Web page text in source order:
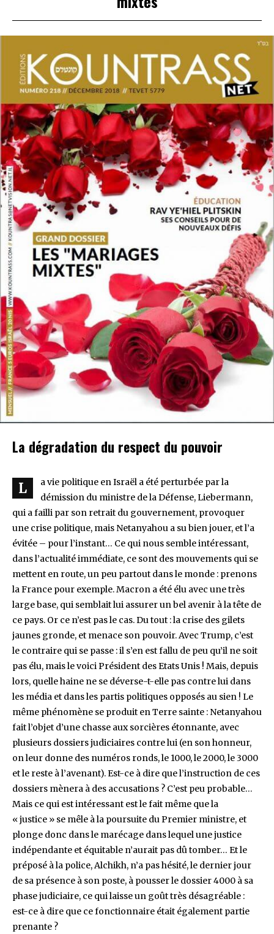
La dégradation du respect du pouvoir
L
a vie politique en Israël a été perturbée par la
démission du ministre de la Défense, Liebermann,
qui a failli par son retrait du gouvernement, provoquer
une crise politique, mais Netanyahou a su bien jouer, et l’a
évitée – pour l’instant… Ce qui nous semble intéressant,
dans l’actualité immédiate, ce sont des mouvements qui se
mettent en route, un peu partout dans le monde : prenons
la France pour exemple. Macron a été élu avec une très
large base, qui semblait lui assurer un bel avenir à la tête de
ce pays. Or ce n’est pas le cas. Du tout : la crise des gilets
jaunes gronde, et menace son pouvoir. Avec Trump, c’est
le contraire qui se passe : il s’en est fallu de peu qu’il ne soit
pas élu, mais le voici Président des Etats Unis ! Mais, depuis
lors, quelle haine ne se déverse-t-elle pas contre lui dans
les média et dans les partis politiques opposés au sien ! Le
même phénomène se produit en Terre sainte : Netanyahou
fait l’objet d’une chasse aux sorcières étonnante, avec
plusieurs dossiers judiciaires contre lui (en son honneur,
on leur donne des numéros ronds, le 1000, le 2000, le 3000
et le reste à l’avenant). Est-ce à dire que l’instruction de ces
dossiers mènera à des accusations ? C’est peu probable…
Mais ce qui est intéressant est le fait même que la
« justice » se mêle à la poursuite du Premier ministre, et
plonge donc dans le marécage dans lequel une justice
indépendante et équitable n’aurait pas dû tomber… Et le
préposé à la police, Alchikh, n’a pas hésité, le dernier jour
de sa présence à son poste, à pousser le dossier 4000 à sa
phase judiciaire, ce qui laisse un goût très désagréable :
est-ce à dire que ce fonctionnaire était également partie
prenante ?